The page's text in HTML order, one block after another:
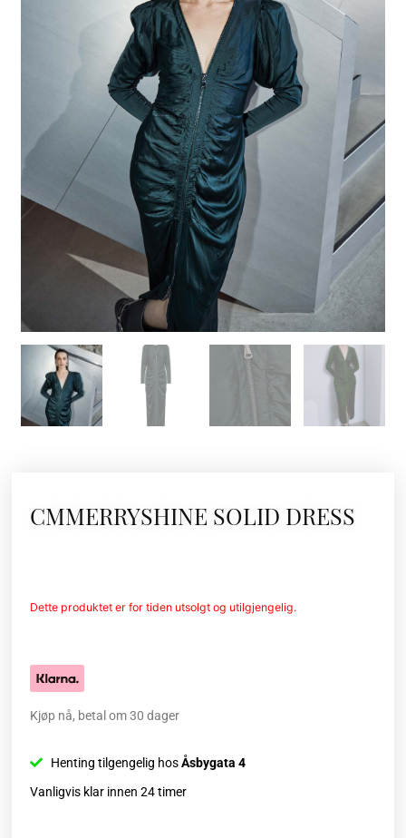
CMMERRYSHINE SOLID DRESS
Dette produktet er for tiden utsolgt og utilgjengelig.
Kjøp nå, betal om 30 dager
Henting tilgengelig hosÅsbygata 4
Vanligvis klar innen 24 timer